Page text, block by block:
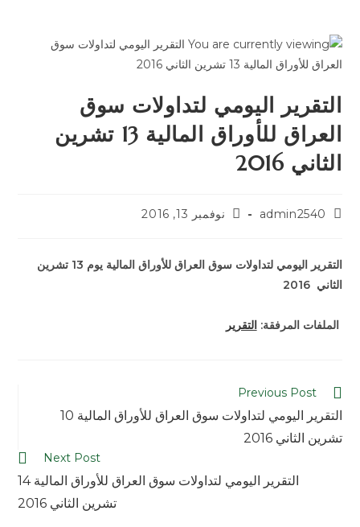
التقرير اليومي لتداولات سوق
العراق للأوراق المالية 13 تشرين
الثاني 2016
admin2540 نوفمبر 13, 2016
التقرير اليومي لتداولات سوق العراق للأوراق المالية يوم 13 تشرين
الثاني 2016
الملفات المرفقة: التقرير
Previous Post
التقرير اليومي لتداولات سوق العراق للأوراق المالية 10
تشرين الثاني 2016
Next Post
التقرير اليومي لتداولات سوق العراق للأوراق المالية 14
تشرين الثاني 2016